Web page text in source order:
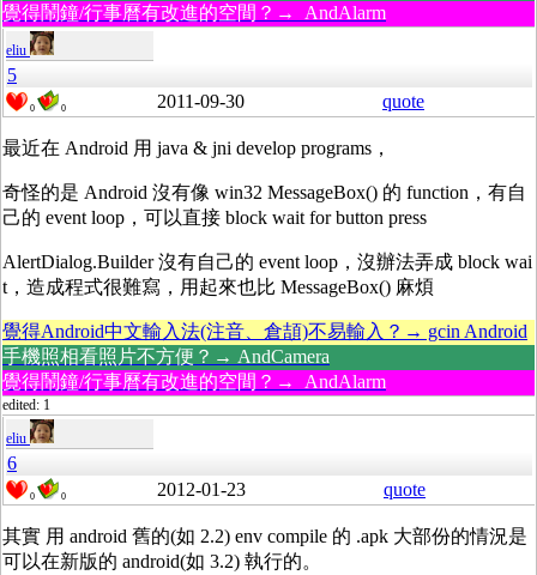
覺得鬧鐘/行事曆有改進的空間？→ AndAlarm
eliu
5
0 0 2011-09-30 quote
最近在 Android 用 java & jni develop programs，
奇怪的是 Android 沒有像 win32 MessageBox() 的 function，有自
己的 event loop，可以直接 block wait for button press
AlertDialog.Builder 沒有自己的 event loop，沒辦法弄成 block wai
t，造成程式很難寫，用起來也比 MessageBox() 麻煩
覺得Android中文輸入法(注音、倉頡)不易輸入？→ gcin Android
手機照相看照片不方便？→ AndCamera
覺得鬧鐘/行事曆有改進的空間？→ AndAlarm
edited: 1
eliu
6
0 0 2012-01-23 quote
其實 用 android 舊的(如 2.2) env compile 的 .apk 大部份的情況是
可以在新版的 android(如 3.2) 執行的。